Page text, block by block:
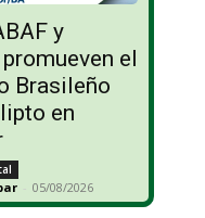
y
el
Brasileño
en
- 05/08/2026